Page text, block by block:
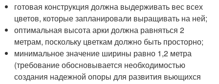
готовая конструкция должна выдерживать вес всех
цветов, которые запланировали выращивать на ней;
оптимальная высота арки должна равняться 2
метрам, поскольку цветкам должно быть просторно;
минимальное значение ширины равно 1,2 метра
(требование обосновывается необходимостью
создания надежной опоры для развития вьющихся